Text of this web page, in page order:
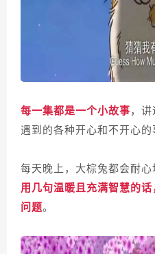
每一集都是一个小故事，
遇到的各种开心和不开心的
每天晚上，大棕兔都会耐心
用几句温暖且充满智慧的
问题。